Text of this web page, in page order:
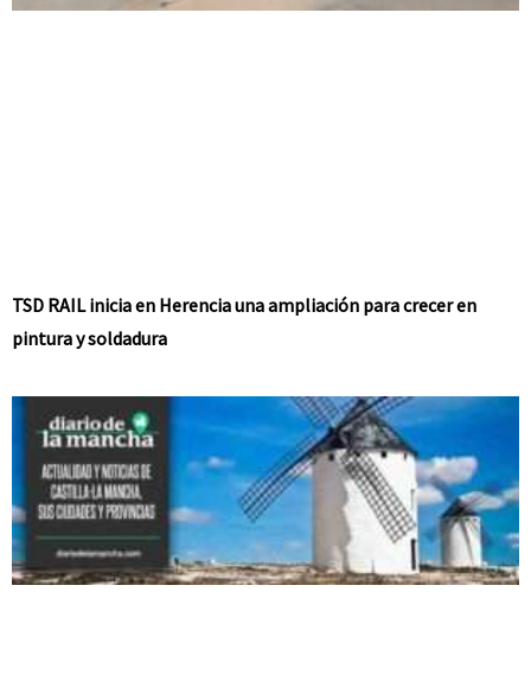
TSD RAIL inicia en Herencia una ampliación para crecer en
pintura y soldadura